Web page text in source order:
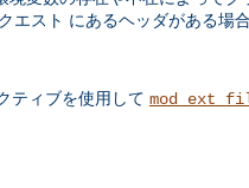
エスト にあるヘッダがある場
ティブを使用して